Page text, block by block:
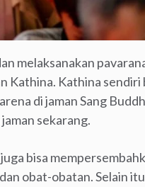
melaksanakan
Kathina. Kathina
di jaman Sang
sekarang.
bisa
obat-obatan. Selain